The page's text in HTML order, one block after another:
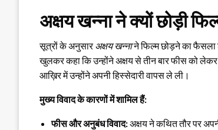
अक्षय खन्ना ने क्यों छोड़ी
सूत्रों के अनुसारअक्षय खन्नाने फिल्म छोड़ने का
खुलकर कहा कि उन्होंने अक्षय से तीन बार फीस को लेकर
आख़िर में उन्होंने अपनी हिस्सेदारी वापस ले ली।
मुख्य विवाद के कारणों में शामिल हैं:
फीस और अनुबंध विवाद:अक्षय ने कथित तौर पर